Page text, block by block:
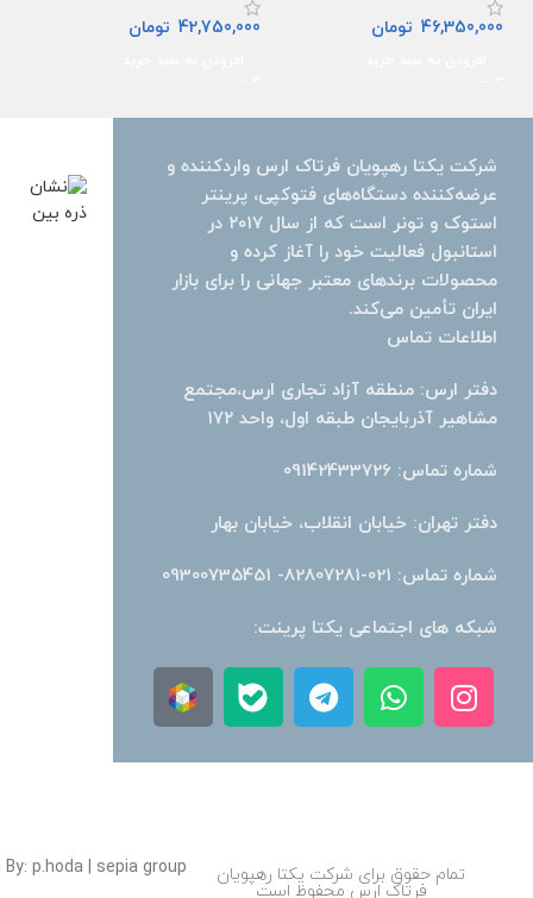
46,350,000 تومان 42,750,000 تومان
شرکت یکتا رهپویان فرتاک ارس واردکننده و
عرضه‌کننده دستگاه‌های فتوکپی، پرینتر
استوک و تونر است که از سال ۲۰۱۷ در
استانبول فعالیت خود را آغاز کرده و
محصولات برندهای معتبر جهانی را برای بازار
ایران تأمین می‌کند.
اطلاعات تماس
دفتر ارس: منطقه آزاد تجاری ارس،مجتمع
مشاهیر آذربایجان طبقه اول، واحد ۱۷۲
شماره تماس: 09142433726
دفتر تهران: خیابان انقلاب، خیابان بهار
شماره تماس: 021-82807281- 09300735451
شبکه های اجتماعی یکتا پرینت:
تمام حقوق برای شرکت یکتا رهپویان
فرتاک ارس محفوظ است
By: p.hoda | sepia group